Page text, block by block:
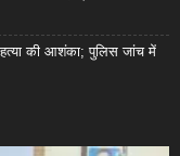
की आशंका; पुलिस जांच में